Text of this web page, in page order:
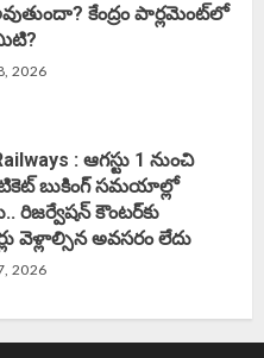
కేంద్రం పార్లమెంట్‌లో
2026
: ఆగస్టు 1 నుంచి
బుకింగ్‌ సమయాల్లో
రిజర్వేషన్ కౌంటర్‌కు
వెళ్లాల్సిన అవసరం లేదు
2026